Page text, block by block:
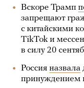
Вскоре Трамп
запрещают
с китайскими
TikTok и
в силу 20
Россия назвала
принуждением